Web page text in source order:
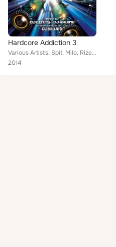
Hardcore Addiction 3
Various Artists, Spit, Milo, Rize & Starr, Ultravibes, Rampant, Eufeion, Nu Foundation, CLSM, Impact, Naggy, DJ Weaver, Lee UHF,...
2014